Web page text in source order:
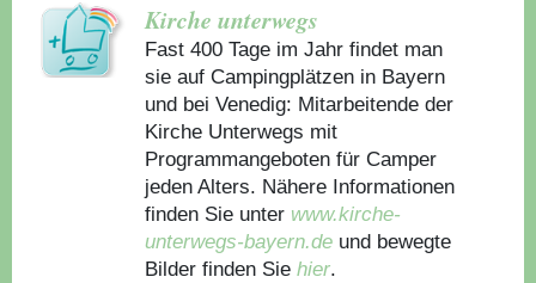
Kirche unterwegs
Fast 400 Tage im Jahr findet man
sie auf Campingplätzen in Bayern
und bei Venedig: Mitarbeitende der
Kirche Unterwegs mit
Programmangeboten für Camper
jeden Alters. Nähere Informationen
finden Sie unter www.kirche-
unterwegs-bayern.de und bewegte
Bilder finden Sie hier.